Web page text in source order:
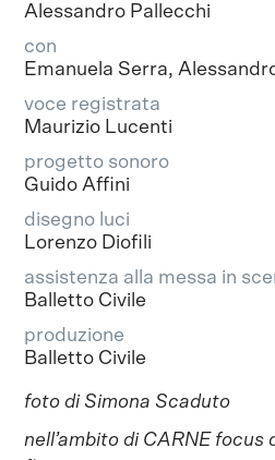
Alessandro Pallecchi
con
Emanuela Serra,
voce registrata
Maurizio Lucenti
progetto sonoro
Guido Affini
disegno luci
Lorenzo Diofili
assistenza alla messa in
Balletto Civile
produzione
Balletto Civile
foto di Simona Scaduto
nell’ambito di CARNE focus